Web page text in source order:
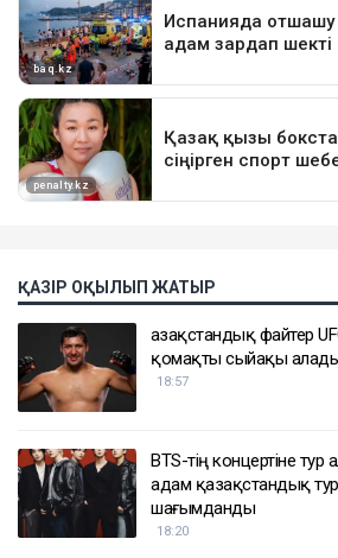
ҚАЗІР ОҚЫЛЫП ЖАТЫР
Қазақстандық файтер
қомақты сыйақы
18:57
BTS-тің концертіне
адам қазақстандық
шағымданды
18:20